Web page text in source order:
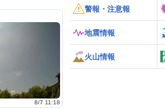
8/7 11:18
警報・注意報
地震情報
火山情報